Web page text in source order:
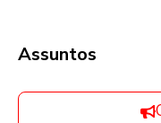
Assuntos